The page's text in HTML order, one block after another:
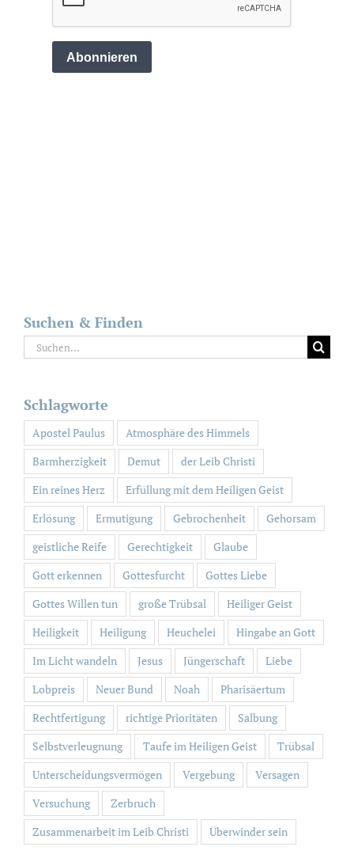
Suchen & Finden
Suche
nach:
Schlagworte
Apostel Paulus
Atmosphäre des Himmels
Barmherzigkeit
Demut
der Leib Christi
Ein reines Herz
Erfüllung mit dem Heiligen Geist
Erlösung
Ermutigung Gebrochenheit
Gehorsam
geistliche Reife
Gerechtigkeit
Glaube
Gott erkennen
Gottesfurcht
Gottes Liebe
Gottes Willen tun
große Trübsal
Heiliger Geist
Heiligkeit
Heiligung Heuchelei
Hingabe an Gott
Im Licht wandeln
Jesus Jüngerschaft
Liebe
Lobpreis
Neuer Bund Noah
Pharisäertum
Rechtfertigung
richtige Prioritäten
Salbung
Selbstverleugnung
Taufe im Heiligen Geist
Trübsal
Unterscheidungsvermögen
Vergebung
Versagen
Versuchung
Zerbruch
Zusammenarbeit im Leib Christi
Überwinder sein